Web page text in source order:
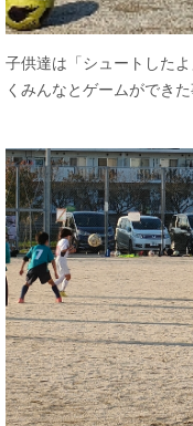
子供達は「シュートした
くみんなとゲームができ